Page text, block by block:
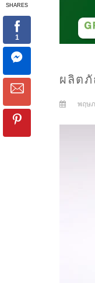
ผลิต
พฤษ